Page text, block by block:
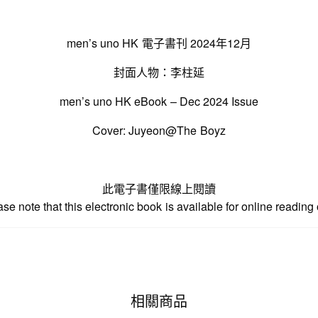
men’s uno HK 電子書刊 2024年12月
封面人物：李柱延
men’s uno HK eBook – Dec 2024 Issue
Cover: Juyeon@The Boyz
此電子書僅限線上閱讀
note that this electronic book is available for online reading
相關商品